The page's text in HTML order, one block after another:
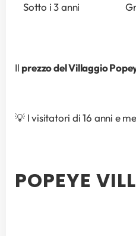
Sotto i 3 anni
Il prezzo del Villaggio
💡 I visitatori di 16 anni e
POPEYE